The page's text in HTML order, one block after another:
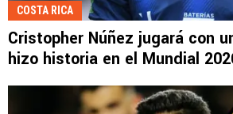
COSTA RICA
Cristopher Núñez jugará con
hizo historia en el Mundial